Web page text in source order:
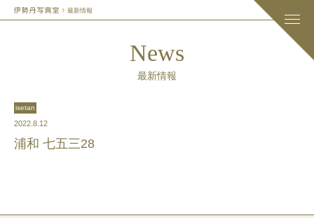
最新情報
News
最新情報
isetan
2022.8.12
浦和 七五三28